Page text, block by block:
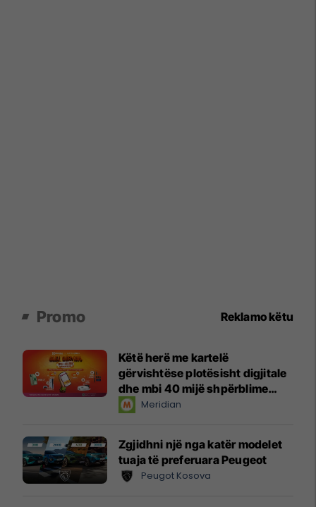
Promo Reklamo këtu
Këtë herë me kartelë
gërvishtëse plotësisht digjitale
dhe mbi 40 mijë shpërblime
instant!Meridian
Zgjidhni një nga katër modelet
tuaja të preferuara Peugeot
Peugot Kosova